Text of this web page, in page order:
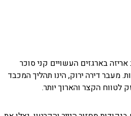
בארגזים העשויים קני סוכר
מעבר דירה ירוק, הינו תהליך המכבד
לטווח הקצר והארוך יותר.